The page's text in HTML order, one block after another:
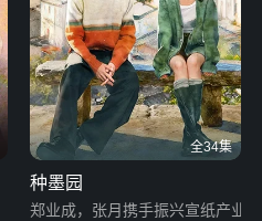
全34集
种墨园
郑业成，张月携手振兴宣纸产业